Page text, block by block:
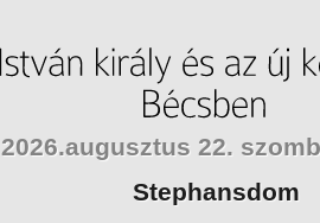
2026.augusztus 22.
Stephansdom